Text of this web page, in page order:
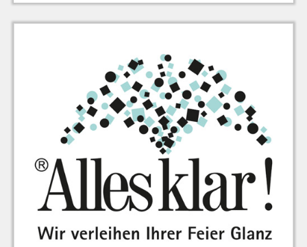
zu Warenkorb hinzugefügt.